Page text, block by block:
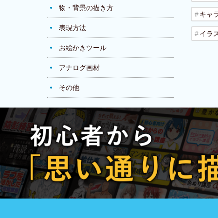
物・背景の描き方
表現方法
お絵かきツール
アナログ画材
その他
キャ
イラ